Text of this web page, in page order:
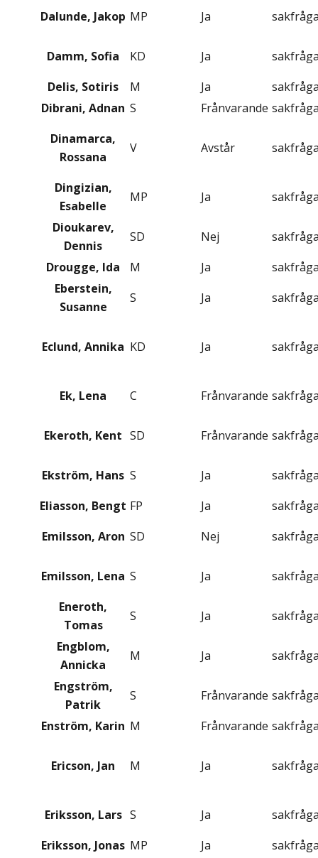
Dalunde, Jakop MP Ja
Damm, Sofia KD Ja
Delis, Sotiris
M Ja
Dibrani, Adnan S Frånvarande
Dinamarca,
Rossana
V Avstår
Dingizian,
Esabelle
MP Ja
Dioukarev,
Dennis
SD Nej
Drougge, Ida
M Ja
Eberstein,
Susanne
S Ja
Eclund, Annika KD Ja
Ek, Lena C Frånvarande
Ekeroth, Kent SD Frånvarande
Ekström, Hans S Ja
Eliasson, Bengt FP Ja
Emilsson, Aron SD Nej
Emilsson, Lena S Ja
Eneroth,
Tomas
S Ja
Engblom,
Annicka
M Ja
Engström,
Patrik
S Frånvarande
Enström, Karin M Frånvarande
Ericson, Jan M Ja
Eriksson, Lars S Ja
Eriksson, Jonas MP Ja